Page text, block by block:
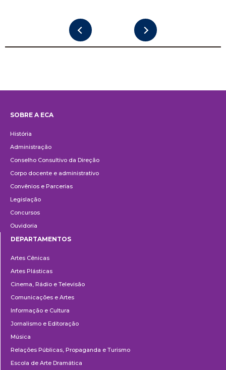
SOBRE A ECA
História
Administração
Conselho Consultivo da Direção
Corpo docente e administrativo
Convênios e Parcerias
Legislação
Concursos
Ouvidoria
DEPARTAMENTOS
Artes Cênicas
Artes Plásticas
Cinema, Rádio e Televisão
Comunicações e Artes
Informação e Cultura
Jornalismo e Editoração
Música
Relações Públicas, Propaganda e Turismo
Escola de Arte Dramática